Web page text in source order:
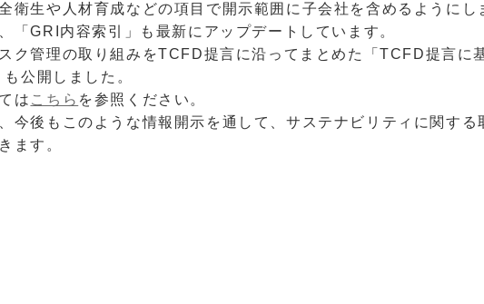
衛生や人材育成などの項目で開示範囲に子会社を含めるようにし
「GRI内容索引」も最新にアップデートしています。
ク管理の取り組みをTCFD提言に沿ってまとめた「TCFD提言に
公開しました。
は こちら を参照ください。
今後もこのような情報開示を通して、サステナビリティに関する
ます。